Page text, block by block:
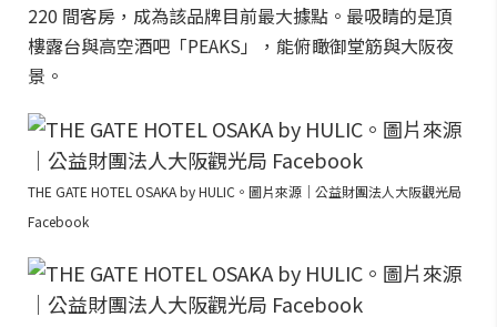
220 間客房，成為該品牌目前最大據點。最吸睛的是頂
樓露台與高空酒吧「PEAKS」，能俯瞰御堂筋與大阪夜
景。
THE GATE HOTEL OSAKA by HULIC。圖片來源｜公益財團法人大阪觀光局
Facebook